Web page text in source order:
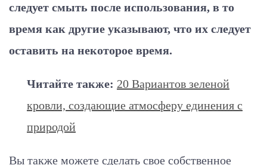
следует смыть после использования, в то
время как другие указывают, что их следует
оставить на некоторое время.
Читайте также: 20 Вариантов зеленой
кровли, создающие атмосферу единения с
природой
Вы также можете сделать свое собственное